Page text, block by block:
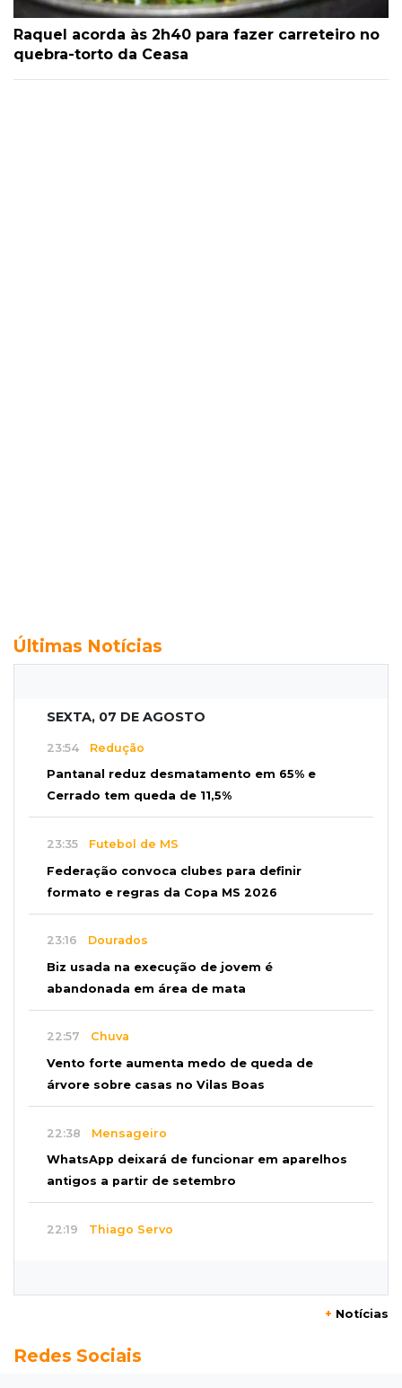
Raquel acorda às 2h40 para fazer carreteiro no
quebra-torto da Ceasa
Últimas Notícias
SEXTA, 07 DE AGOSTO
23:54 Redução
Pantanal reduz desmatamento em 65% e
Cerrado tem queda de 11,5%
23:35 Futebol de MS
Federação convoca clubes para definir
formato e regras da Copa MS 2026
23:16 Dourados
Biz usada na execução de jovem é
abandonada em área de mata
22:57 Chuva
Vento forte aumenta medo de queda de
árvore sobre casas no Vilas Boas
22:38 Mensageiro
WhatsApp deixará de funcionar em aparelhos
antigos a partir de setembro
22:19 Thiago Servo
Semana vai começar com 909 novas
+ Notícias
Redes Sociais